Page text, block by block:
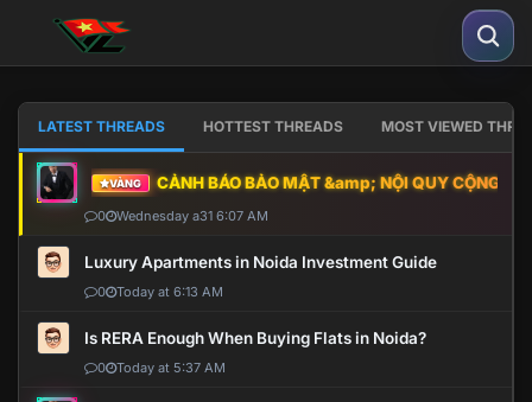
LATEST THREADS HOTTEST THREADS MOST VIEWED
VÀNG CẢNH BÁO BẢO MẬT &amp; NỘI QUY CỘNG
0 Wednesday a31 6:07 AM
Luxury Apartments in Noida Investment Guide
0 Today at 6:13 AM
Is RERA Enough When Buying Flats in Noida?
0 Today at 5:37 AM